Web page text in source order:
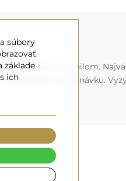
alebo e-mailom.
individuálnu objednávku.
súbory
základe
ich